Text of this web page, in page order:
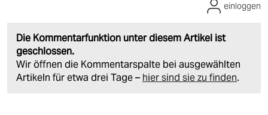
Die Kommentarfunktion unter diesem Artikel ist
geschlossen.
Wir öffnen die Kommentarspalte bei ausgewählten
Artikeln für etwa drei Tage – hier sind sie zu finden.
einloggen